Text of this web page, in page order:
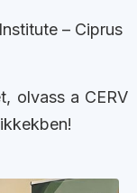
– Ciprus
olvass a CERV